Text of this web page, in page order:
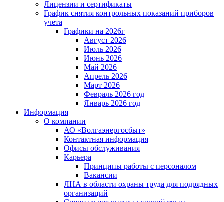
Лицензии и сертификаты
График снятия контрольных показаний приборов
учета
Графики на 2026г
Август 2026
Июль 2026
Июнь 2026
Май 2026
Апрель 2026
Март 2026
Февраль 2026 год
Январь 2026 год
Информация
О компании
АО «Волгаэнергосбыт»
Контактная информация
Офисы обслуживания
Карьера
Принципы работы с персоналом
Вакансии
ЛНА в области охраны труда для подрядных
организаций